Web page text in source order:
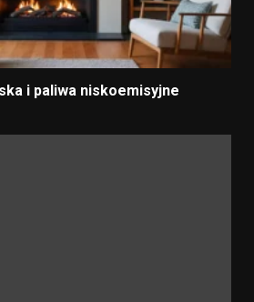
i paliwa niskoemisyjne